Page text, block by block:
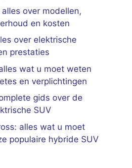
over modellen,
en kosten
over elektrische
prestaties
wat u moet weten
en verplichtingen
gids over de
SUV
alles wat u moet
populaire hybride SUV